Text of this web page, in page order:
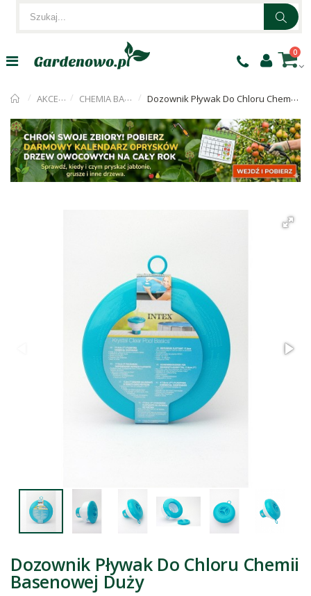
0
AKCESORIA CHEMIA BASENOWA Dozownik Pływak Do Chloru Chemii Basenowej Duży
Dozownik Pływak Do Chloru Chemii
Basenowej Duży